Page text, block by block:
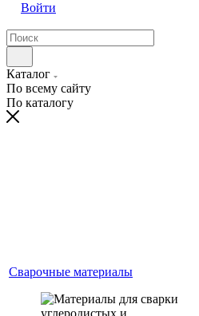
Войти
Каталог
По всему сайту
По каталогу
Сварочные материалы